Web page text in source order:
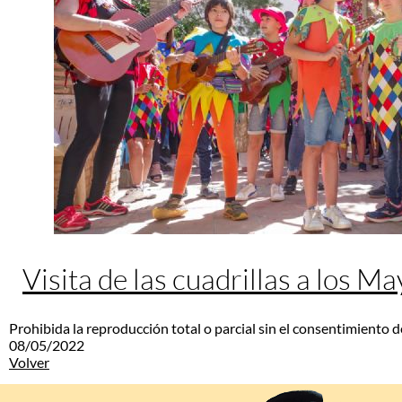
Visita de las cuadrillas a los
Prohibida la reproducción total o parcial sin el consentimiento
08/05/2022
Volver